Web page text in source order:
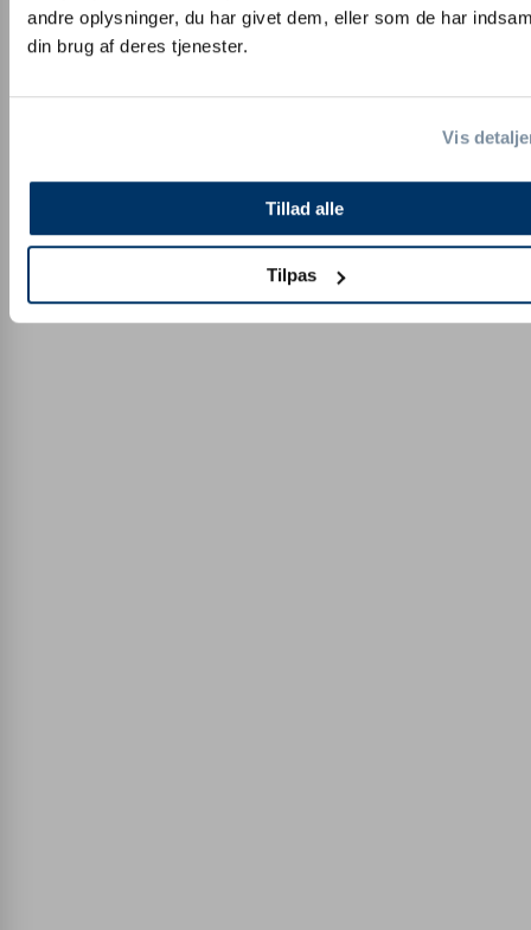
andre oplysninger, du har givet dem, eller som de har
din brug af deres tjenester.
Vis
Tillad alle
Tilpas